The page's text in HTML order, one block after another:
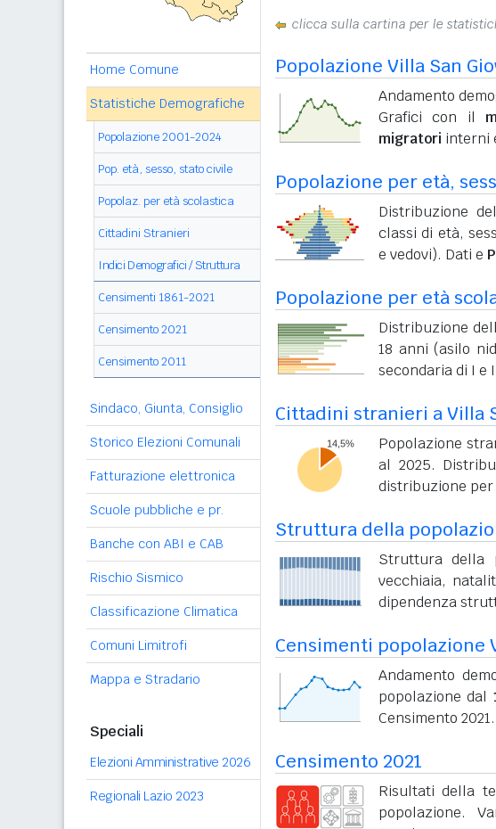
Home Comune
Statistiche Demografiche
Popolazione 2001-2024
Pop. età, sesso, stato civile
Popolaz. per età scolastica
Cittadini Stranieri
Indici Demografici / Struttura
Censimenti 1861-2021
Censimento 2021
Censimento 2011
Sindaco, Giunta, Consiglio
Storico Elezioni Comunali
Fatturazione elettronica
Scuole pubbliche e pr.
Banche con ABI e CAB
Rischio Sismico
Classificazione Climatica
Comuni Limitrofi
Mappa e Stradario
Speciali
Elezioni Amministrative 2026
Regionali Lazio 2023
clicca sulla cartina per le
Popolazione Villa San
Andamento
Grafici con il
migratori interni
Popolazione per età,
Distribuzione
classi di età,
e vedovi). Dati e
Popolazione per età
Distribuzione
18 anni (asilo
secondaria di I e
Cittadini stranieri a Villa
Popolazione
al 2025.
distribuzione per
Struttura della
Struttura della
vecchiaia,
dipendenza
Censimenti popolazione
Andamento
popolazione dal
Censimento 2021.
Censimento 2021
Risultati della
popolazione.